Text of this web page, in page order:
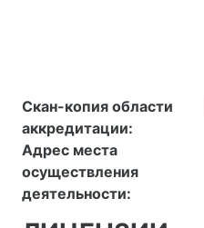
Скан-копия области
аккредитации:
Адрес места
осуществления
деятельности: